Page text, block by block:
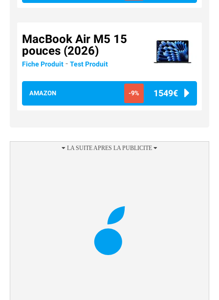
MacBook Air M5 15
pouces (2026)
Fiche Produit - Test Produit
AMAZON -9% 1549€